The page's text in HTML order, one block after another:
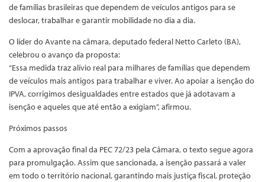
de famílias brasileiras que dependem de veículos antigos para se
deslocar, trabalhar e garantir mobilidade no dia a dia.
O líder do Avante na câmara, deputado federal Netto Carleto (BA),
celebrou o avanço da proposta:
“Essa medida traz alívio real para milhares de famílias que dependem
de veículos mais antigos para trabalhar e viver. Ao apoiar a isenção do
IPVA, corrigimos desigualdades entre estados que já adotavam a
isenção e aqueles que até então a exigiam”, afirmou.
Próximos passos
Com a aprovação final da PEC 72/23 pela Câmara, o texto segue agora
para promulgação. Assim que sancionada, a isenção passará a valer
em todo o território nacional, garantindo mais justiça fiscal, proteção